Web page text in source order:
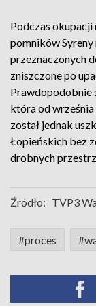
Podczas okupacji
pomników Syreny
przeznaczonych
zniszczone po
Prawdopodobnie
która od września
został jednak
Łopieńskich bez
drobnych
Źródło: TVP3
#proces